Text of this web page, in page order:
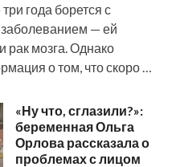
года борется с
— ей
рак мозга. Однако
о том, что скоро …
«Ну что, сглазили?»:
беременная Ольга
Орлова рассказала о
проблемах с лицом